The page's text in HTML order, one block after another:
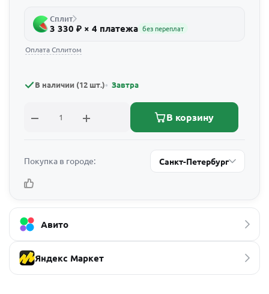
Сплит
3 330 ₽ × 4 платежа без переплат
Оплата Сплитом
В наличии (12 шт.) Завтра
В корзину
Покупка в городе: Санкт-Петербург
Авито
Яндекс Маркет